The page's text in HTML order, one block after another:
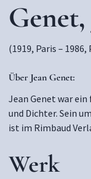
Genet,
(1919, Paris – 1986,
Über Jean Genet:
Jean Genet war
und Dichter. Sein
ist im Rimbaud
Werk